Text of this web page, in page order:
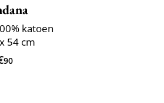
katoen
54 cm
90